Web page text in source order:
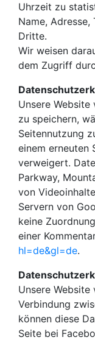
Uhrzeit zu
Name,
Dritte.
Wir weisen
dem Zugriff
Unsere
zu speichern,
Seitennutzung
einem erneuten
verweigert.
Parkway,
von
Servern von
keine
einer
hl=de&gl=de.
Unsere
Verbindung
können diese
Seite bei